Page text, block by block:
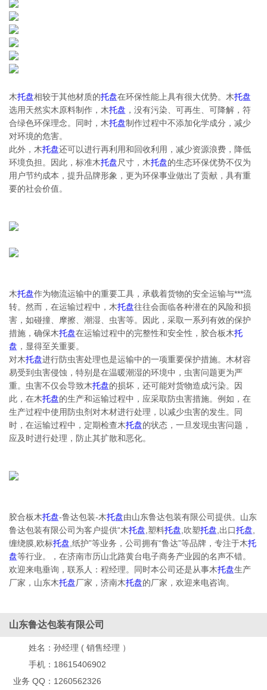
木托盘相较于其他材质的托盘在环保性能上具有很大优势。木托盘
选用天然实木原料制作，木托盘 ，没有污染、可再生、可降解，符
合绿色环保理念。同时，木托盘制作过程中不添加化学成分，减少
对环境的危害。
此外，木托盘还可以进行再利用和回收利用，减少资源浪费，降低
环境负担。因此，标准木托盘尺寸，木托盘的生态环保优势不仅为
用户节约成本，提升品牌形象，更为环保事业做出了贡献，具有重
要的社会价值。
木托盘作为物流运输中的重要工具，承载着货物的安全运输与***流
转。然而，在运输过程中，木托盘往往会面临各种潜在的风险和损
害，如碰撞、摩擦、潮湿、虫害等。因此，采取一系列有效的保护
措施，确保木托盘在运输过程中的完整性和安全性，胶合板木托
盘 ，显得至关重要。
对木托盘进行防虫害处理也是运输中的一项重要保护措施。木材容
易受到虫害侵蚀，特别是在温暖潮湿的环境中，虫害问题更为严
重。虫害不仅会导致木托盘的损坏，还可能对货物造成污染。因
此，在木托盘的生产和运输过程中，应采取防虫害措施。例如，在
生产过程中使用防虫剂对木材进行处理，以减少虫害的发生。同
时，在运输过程中，定期检查木托盘的状态，一旦发现虫害问题，
应及时进行处理，防止其扩散和恶化。
胶合板木托盘-鲁达包装-木托盘由山东鲁达包装有限公司提供。山东
鲁达包装有限公司为客户提供“木托盘 ,塑料托盘 ,吹塑托盘 ,出口托盘
缠绕膜,欧标托盘 ,纸护”等业务，公司拥有“鲁达”等品牌，专注于木托
盘等行业。，在济南市历山北路黄台电子商务产业园的名声不错。
欢迎来电垂询，联系人：程经理。同时本公司还是从事木托盘生产
厂家，山东木托盘厂家，济南木托盘的厂家，欢迎来电咨询。
山东鲁达包装有限公司
姓名： 孙经理 ( 销售经理 ）
手机： 18615406902
业务 QQ： 1260562326